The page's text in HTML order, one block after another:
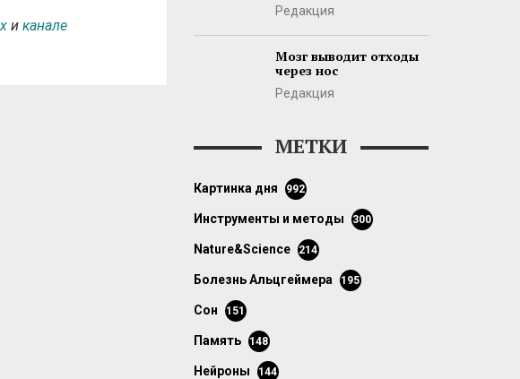
и канале
Редакция
Мозг выводит отходы
через нос
Редакция
МЕТКИ
картинка дня 992
инструменты и методы 300
Nature&Science 214
болезнь Альцгеймера 195
сон 151
память 148
нейроны 144